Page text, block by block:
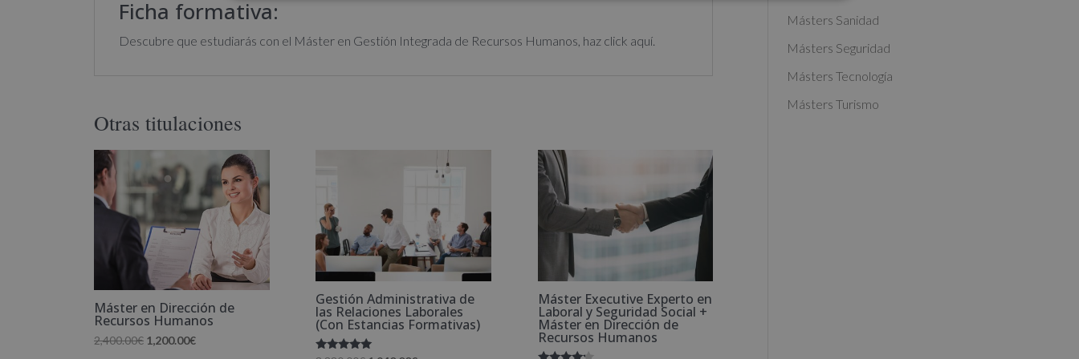
Ficha formativa:
Descubre que estudiarás con el Máster en Gestión Integrada de Recursos Humanos, haz click aquí.
Otras titulaciones
Máster en Dirección de
Recursos Humanos
2,400.00€ El
1,200.00€El
Gestión Administrativa de
las Relaciones Laborales
(Con Estancias Formativas)
Máster Executive Experto en
Laboral y Seguridad Social +
Máster en Dirección de
Recursos Humanos
Másters Sanidad
Másters Seguridad
Másters Tecnología
Másters Turismo